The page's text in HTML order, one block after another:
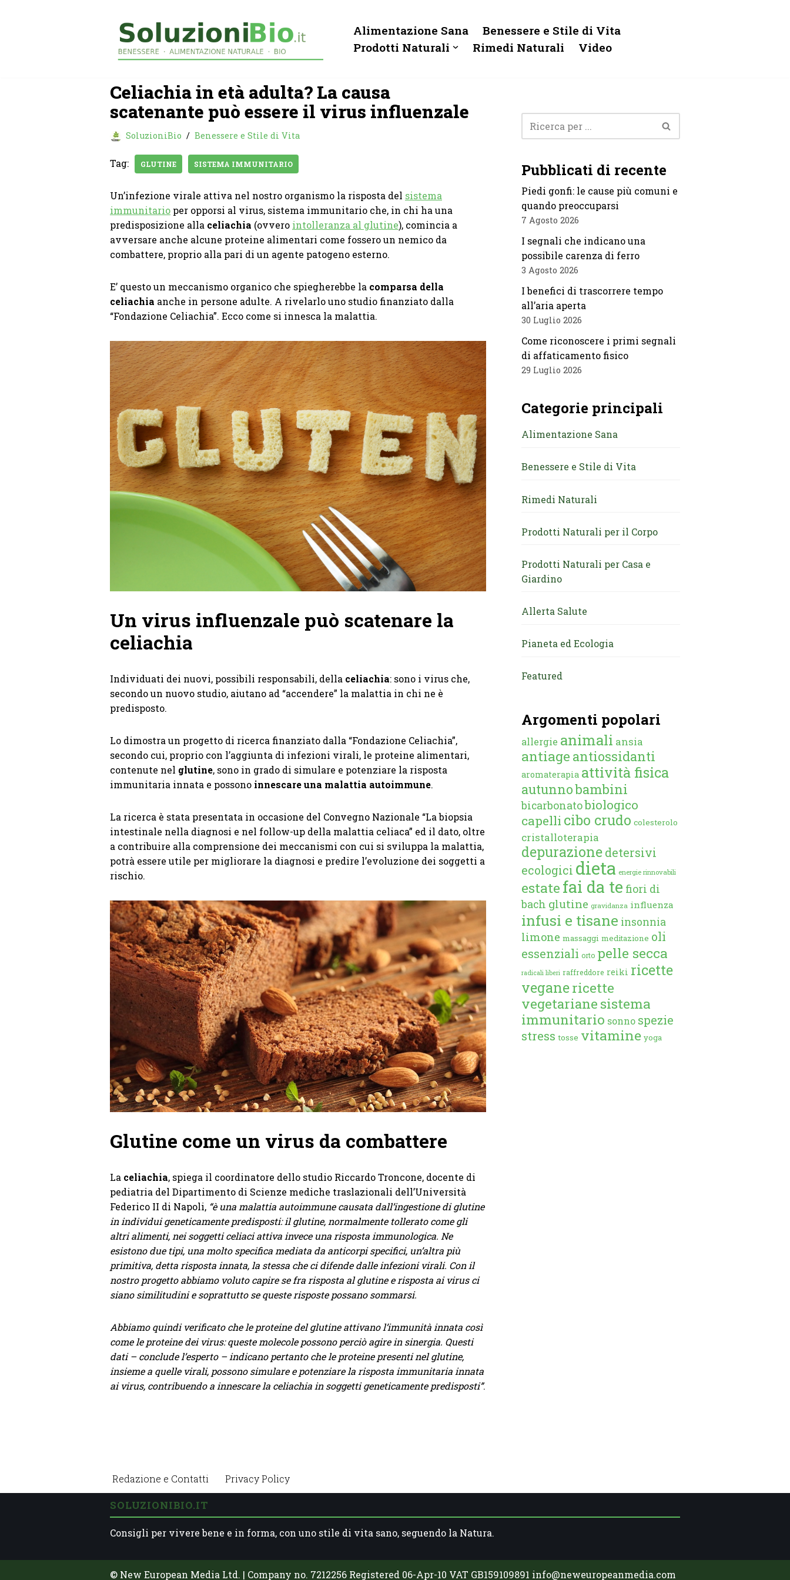
Alimentazione Sana
Benessere e Stile di Vita
Prodotti Naturali
Rimedi Naturali Video
Celiachia in età adulta? La causa
scatenante può essere il virus influenzale
SoluzioniBio Benessere e Stile di Vita
Tag: GLUTINE SISTEMA IMMUNITARIO
Un’infezione virale attiva nel nostro organismo la risposta del sistema
immunitario per opporsi al virus, sistema immunitario che, in chi ha una
predisposizione alla celiachia (ovvero intolleranza al glutine), comincia a
avversare anche alcune proteine alimentari come fossero un nemico da
combattere, proprio alla pari di un agente patogeno esterno.
E’ questo un meccanismo organico che spiegherebbe la comparsa della
celiachia anche in persone adulte. A rivelarlo uno studio finanziato dalla
“Fondazione Celiachia”. Ecco come si innesca la malattia.
Un virus influenzale può scatenare la
celiachia
Individuati dei nuovi, possibili responsabili, della celiachia: sono i virus che,
secondo un nuovo studio, aiutano ad “accendere” la malattia in chi ne è
predisposto.
Lo dimostra un progetto di ricerca finanziato dalla “Fondazione Celiachia”,
secondo cui, proprio con l’aggiunta di infezioni virali, le proteine alimentari,
contenute nel glutine, sono in grado di simulare e potenziare la risposta
immunitaria innata e possono innescare una malattia autoimmune.
La ricerca è stata presentata in occasione del Convegno Nazionale “La biopsia
intestinale nella diagnosi e nel follow-up della malattia celiaca” ed il dato, oltre
a contribuire alla comprensione dei meccanismi con cui si sviluppa la malattia,
potrà essere utile per migliorare la diagnosi e predire l’evoluzione dei soggetti a
rischio.
Glutine come un virus da combattere
La celiachia, spiega il coordinatore dello studio Riccardo Troncone, docente di
pediatria del Dipartimento di Scienze mediche traslazionali dell’Università
Federico II di Napoli, “è una malattia autoimmune causata dall’ingestione di glutine
in individui geneticamente predisposti: il glutine, normalmente tollerato come gli
altri alimenti, nei soggetti celiaci attiva invece una risposta immunologica. Ne
esistono due tipi, una molto specifica mediata da anticorpi specifici, un’altra più
primitiva, detta risposta innata, la stessa che ci difende dalle infezioni virali. Con il
nostro progetto abbiamo voluto capire se fra risposta al glutine e risposta ai virus ci
siano similitudini e soprattutto se queste risposte possano sommarsi.
Abbiamo quindi verificato che le proteine del glutine attivano l’immunità innata così
come le proteine dei virus: queste molecole possono perciò agire in sinergia. Questi
dati – conclude l’esperto – indicano pertanto che le proteine presenti nel glutine,
insieme a quelle virali, possono simulare e potenziare la risposta immunitaria innata
ai virus, contribuendo a innescare la celiachia in soggetti geneticamente predisposti”.
Pubblicati di recente
Piedi gonfi: le cause più comuni e
quando preoccuparsi
7 Agosto 2026
I segnali che indicano una
possibile carenza di ferro
3 Agosto 2026
I benefici di trascorrere tempo
all’aria aperta
30 Luglio 2026
Come riconoscere i primi segnali
di affaticamento fisico
29 Luglio 2026
Categorie principali
Alimentazione Sana
Benessere e Stile di Vita
Rimedi Naturali
Prodotti Naturali per il Corpo
Prodotti Naturali per Casa e
Giardino
Allerta Salute
Pianeta ed Ecologia
Featured
Argomenti popolari
allergie animali ansia
antiage antiossidanti
aromaterapia attività fisica
autunnobambini
bicarbonatobiologico
capelli cibo crudo colesterolo
cristalloterapia
depurazione detersivi
ecologici dieta energie rinnovabili
estate fai da te fiori di
bach glutine gravidanza influenza
infusi e tisane insonnia
limone massaggi meditazione oli
essenziali orto pelle secca
radicali liberi raffreddore reiki ricette
veganericette
vegetariane sistema
immunitario sonno spezie
stress tosse vitamine yoga
Redazione e Contatti Privacy Policy
SOLUZIONIBIO.IT
Consigli per vivere bene e in forma, con uno stile di vita sano, seguendo la Natura.
© New European Media Ltd. | Company no. 7212256 Registered 06-Apr-10 VAT GB159109891 info@neweuropeanmedia.com